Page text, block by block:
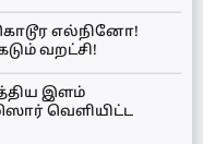
எல்நினோ!
வறட்சி!
இளம்
வெளியிட்ட